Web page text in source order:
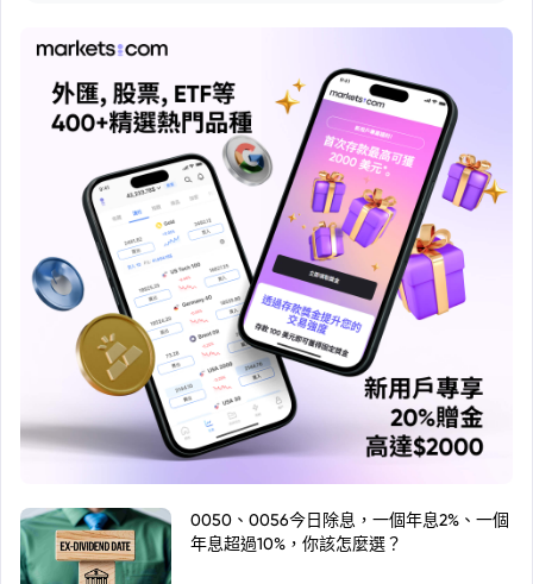
0050、0056今日除息，一個年息2%、一個
年息超過10%，你該怎麼選？